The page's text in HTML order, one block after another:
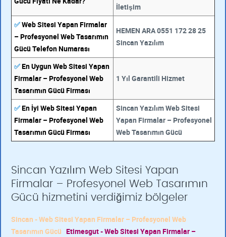
İletişim
✅Web Sitesi Yapan Firmalar
– Profesyonel Web Tasarımın
Gücü Telefon Numarası
HEMEN ARA 0551 172 28 25
Sincan Yazılım
✅En Uygun Web Sitesi Yapan
Firmalar – Profesyonel Web
Tasarımın Gücü Firması
1 Yıl Garantili Hizmet
✅En İyi Web Sitesi Yapan
Firmalar – Profesyonel Web
Tasarımın Gücü Firması
Sincan Yazılım Web Sitesi
Yapan Firmalar – Profesyonel
Web Tasarımın Gücü
Sincan Yazılım Web Sitesi Yapan
Firmalar – Profesyonel Web Tasarımın
Gücü hizmetini verdiğimiz bölgeler
Sincan - Web Sitesi Yapan Firmalar – Profesyonel Web
Tasarımın Gücü Etimesgut - Web Sitesi Yapan Firmalar –